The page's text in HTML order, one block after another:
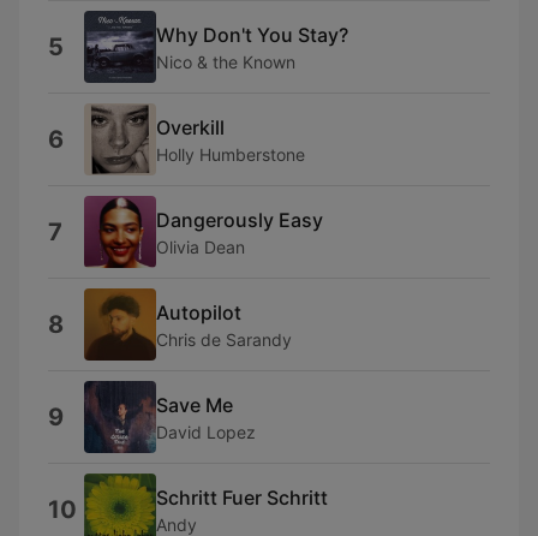
5 Why Don't You Stay?
Nico & the Known
6 Overkill
Holly Humberstone
7 Dangerously Easy
Olivia Dean
8 Autopilot
Chris de Sarandy
9 Save Me
David Lopez
10 Schritt Fuer Schritt
Andy